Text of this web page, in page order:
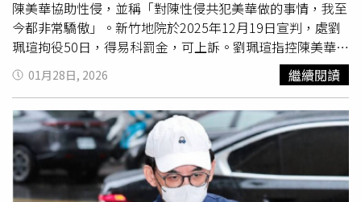
陳美華協助性侵，並稱「對陳性侵共犯美華做的事情，我至
今都非常驕傲」。新竹地院於2025年12月19日宣判，處劉
珮瑄拘役50日，得易科罰金，可上訴。劉珮瑄指控陳美華老
師為性騷共犯，並在各個臉書社團上張貼此不實訊息，甚至
隨機寄信給中山大學學生抹黑陳美華。（圖／翻攝翻攝捍衛
家庭學生聯盟臉書）向陳美華老師探聽失敗以後，劉珮瑄分
別在自己的臉書以及澳洲國立大學臉書等各大社群，公開控
訴對方「一邊義正嚴辭講 MeToo
，自己涉案就刪留言。」、
「你先處理自己的性平案件再說吧」甚至還謊稱對方「協助
性侵女學生一案目前暖暖協會和民間司法改革基金會協助提
01月28日, 2026 繼續閱讀